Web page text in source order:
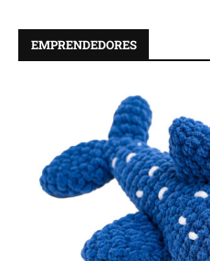
EMPRENDEDORES